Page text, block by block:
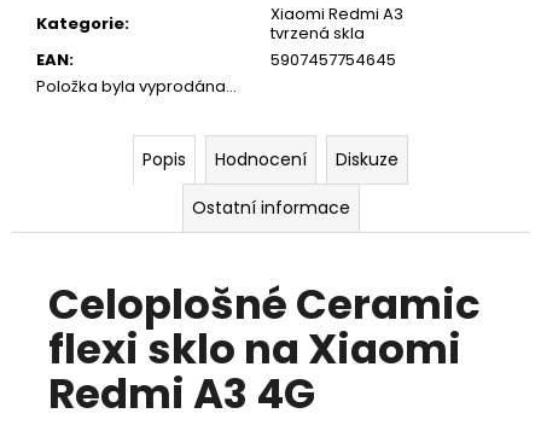
Kategorie:
Xiaomi Redmi A3
tvrzená skla
EAN:
5907457754645
Položka byla vyprodána…
Popis Hodnocení
Diskuze
Ostatní informace
Celoplošné Ceramic
flexi sklo na Xiaomi
Redmi A3 4G